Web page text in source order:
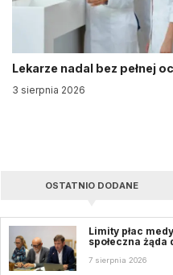
Lekarze nadal bez pełnej
3 sierpnia 2026
OSTATNIO DODANE
Limity płac
społeczna żąda
7 sierpnia 2026